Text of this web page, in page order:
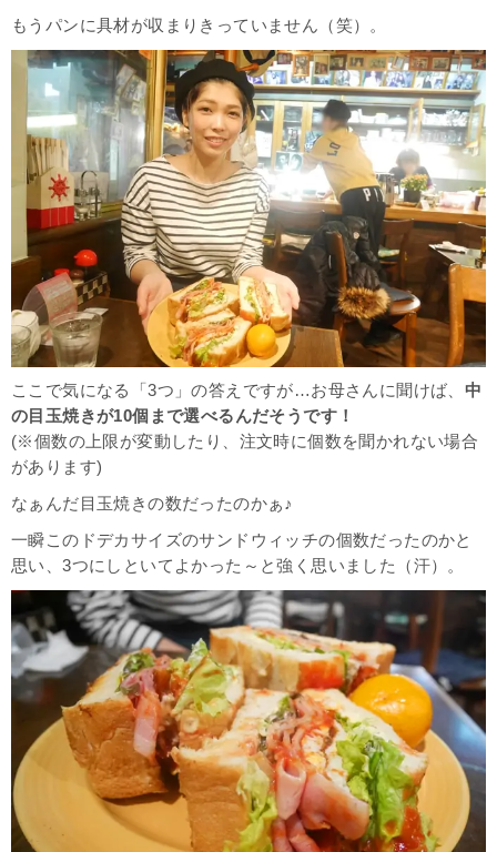
もうパンに具材が収まりきっていません（笑）。
ここで気になる「3つ」の答えですが…お母さんに聞けば、 中
の目玉焼きが10個まで選べるんだそうです！
(※個数の上限が変動したり、注文時に個数を聞かれない場合
があります)
なぁんだ目玉焼きの数だったのかぁ♪
一瞬このドデカサイズのサンドウィッチの個数だったのかと
思い、3つにしといてよかった～と強く思いました（汗）。